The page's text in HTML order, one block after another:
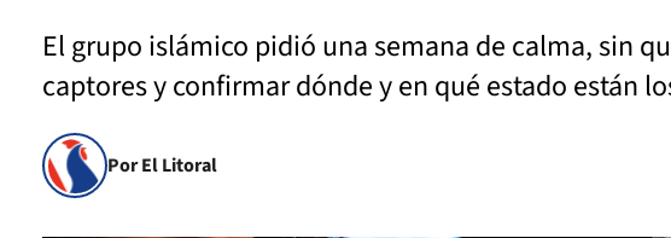
El grupo islámico pidió una semana de calma, sin
captores y confirmar dónde y en qué estado están
Por El Litoral